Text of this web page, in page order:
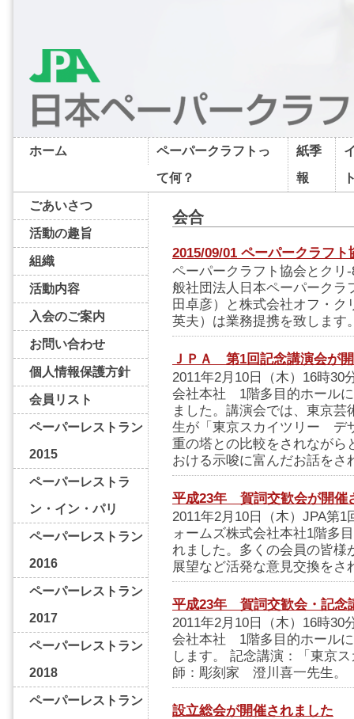
ホーム
ペーパークラフトっ
て何？
紙季
報
ごあいさつ
活動の趣旨
組織
活動内容
入会のご案内
お問い合わせ
個人情報保護方針
会員リスト
ペーパーレストラン
2015
ペーパーレストラ
ン・イン・パリ
ペーパーレストラン
2016
ペーパーレストラン
2017
ペーパーレストラン
2018
ペーパーレストラン
会合
2015/09/01 ペーパークラフ
ペーパークラフト協会とクリ
般社団法人日本ペーパーク
田卓彦）と株式会社オフ・
英夫）は業務提携を致しま
ＪＰＡ 第1回記念講演会が
2011年2月10日（木）16時30
会社本社 1階多目的ホール
ました。講演会では、東京
生が「東京スカイツリー デ
重の塔との比較をされながら
おける示唆に富んだお話をさ
平成23年 賀詞交歓会が開催
2011年2月10日（木）JPA第
ォームズ株式会社本社1階多
れました。多くの会員の皆様
展望など活発な意見交換を
平成23年 賀詞交歓会・記念
2011年2月10日（木）16時30
会社本社 1階多目的ホール
します。 記念講演：「東京
師：彫刻家 澄川喜一先生。
設立総会が開催されました